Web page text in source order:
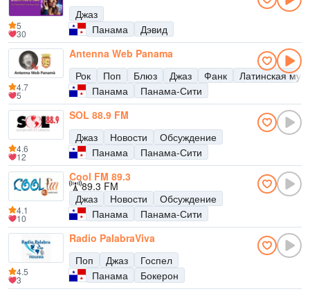
Джаз
Панама
Дэвид
5
30
Antenna Web Panama
Рок
Поп Блюз Джаз Фанк
Латинская
Панама
Панама-Сити
4.7
5
SOL 88.9 FM
Джаз
Новости
Обсуждение
Панама
Панама-Сити
4.6
12
Cool FM 89.3
89.3 FM
Джаз
Новости
Обсуждение
Панама
Панама-Сити
4.1
10
Radio PalabraViva
Поп
Джаз
Госпел
Панама
Бокерон
4.5
3